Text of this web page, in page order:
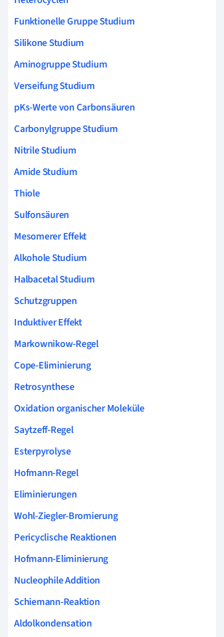
Funktionelle Gruppe Studium
Silikone Studium
Aminogruppe Studium
Verseifung Studium
pKs-Werte von Carbonsäuren
Carbonylgruppe Studium
Nitrile Studium
Amide Studium
Thiole
Sulfonsäuren
Mesomerer Effekt
Alkohole Studium
Halbacetal Studium
Schutzgruppen
Induktiver Effekt
Markownikow-Regel
Cope-Eliminierung
Retrosynthese
Oxidation organischer Moleküle
Saytzeff-Regel
Esterpyrolyse
Hofmann-Regel
Eliminierungen
Wohl-Ziegler-Bromierung
Pericyclische Reaktionen
Hofmann-Eliminierung
Nucleophile Addition
Schiemann-Reaktion
Aldolkondensation